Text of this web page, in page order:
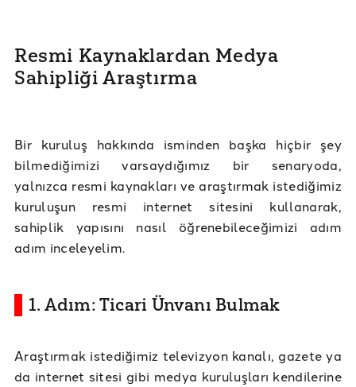
Resmi Kaynaklardan Medya
Sahipliği Araştırma
Bir kuruluş hakkında isminden başka hiçbir şey
bilmediğimizi varsaydığımız bir senaryoda,
yalnızca resmi kaynakları ve araştırmak istediğimiz
kuruluşun resmi internet sitesini kullanarak,
sahiplik yapısını nasıl öğrenebileceğimizi adım
adım inceleyelim.
1. Adım: Ticari Ünvanı Bulmak
Araştırmak istediğimiz televizyon kanalı, gazete ya
da internet sitesi gibi medya kuruluşları kendilerine